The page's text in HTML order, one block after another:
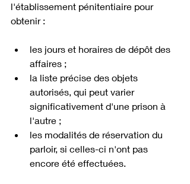
l'établissement pénitentiaire pour
obtenir :
les jours et horaires de dépôt des
affaires ;
la liste précise des objets
autorisés, qui peut varier
significativement d'une prison à
l'autre ;
les modalités de réservation du
parloir, si celles-ci n'ont pas
encore été effectuées.